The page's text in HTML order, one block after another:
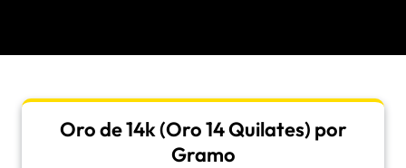
Oro de 14k (Oro 14 Quilates) por
Gramo